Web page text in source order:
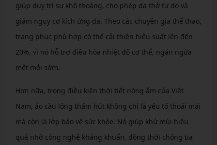
giúp duy trì sự khô thoáng, cho phép da thở tự do và
giảm nguy cơ kích ứng da. Theo các chuyên gia thể thao,
trang phục phù hợp có thể cải thiện hiệu suất lên đến
20%, vì nó hỗ trợ điều hòa nhiệt độ cơ thể, ngăn ngừa
mệt mỏi sớm.
Hơn nữa, trong điều kiện thời tiết nóng ẩm của Việt
Nam, áo cầu lông thấm hút không chỉ là yếu tố thoải mái
mà còn là lớp bảo vệ sức khỏe. Nó giúp khử mùi hiệu
quả nhờ công nghệ kháng khuẩn, đồng thời chống tia